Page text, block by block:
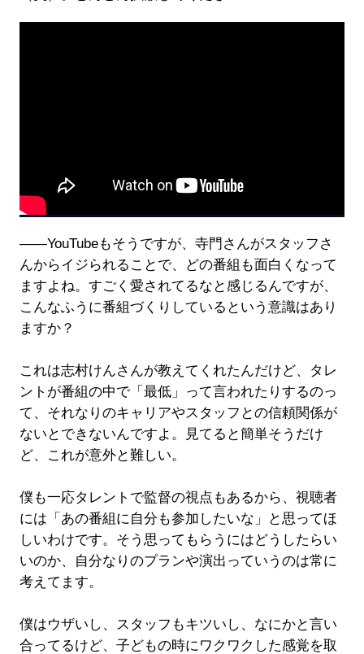
――YouTubeもそうですが、寺門さんがスタッフさ
んからイジられることで、どの番組も面白くなって
ますよね。すごく愛されてるなと感じるんですが、
こんなふうに番組づくりしているという意識はあり
ますか？
これは志村けんさんが教えてくれたんだけど、タレ
ントが番組の中で「最低」って言われたりするのっ
て、それなりのキャリアやスタッフとの信頼関係が
ないとできないんですよ。見てると簡単そうだけ
ど、これが意外と難しい。
僕も一応タレントで監督の視点もあるから、視聴者
には「あの番組に自分も参加したいな」と思ってほ
しいわけです。そう思ってもらうにはどうしたらい
いのか、自分なりのプランや演出っていうのは常に
考えてます。
僕はウザいし、スタッフもキツいし、なにかと言い
合ってるけど、子どもの時にワクワクした感覚を取